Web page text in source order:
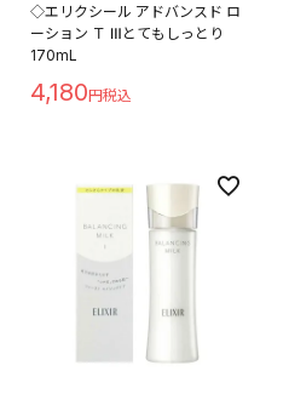
◇エリクシール アドバンスド ロ
ーション Ｔ Ⅲとてもしっとり
170mL
4,180